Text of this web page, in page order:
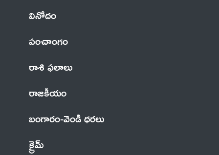
వినోదం
పంచాంగం
రాశి ఫలాలు
రాజకీయం
బంగారం-వెండి ధరలు
క్రైమ్